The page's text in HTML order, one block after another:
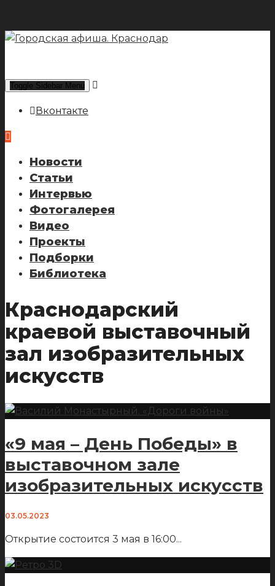
Toggle Sidebar Menu
Вконтакте
Новости
Статьи
Интервью
Фотогалерея
Видео
Проекты
Подборки
Библиотека
Краснодарский
краевой выставочный
зал изобразительных
искусств
«9 мая – День Победы» в
выставочном зале
изобразительных искусств
03.05.2023
Открытие состоится 3 мая в 16:00...